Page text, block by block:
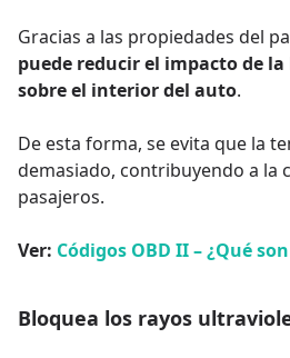
Gracias a las propiedades del
puede reducir el impacto de
sobre el interior del auto.
De esta forma, se evita que la
demasiado, contribuyendo a la
pasajeros.
Ver: Códigos OBD II – ¿Qué
Bloquea los rayos